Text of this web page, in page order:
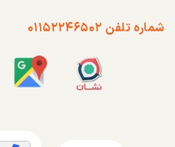
شماره تلفن ۰۱۱۵۲۲۴۶۵۰۲